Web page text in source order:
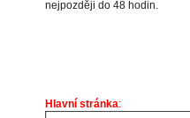
nejpozději do 48 hodin.
Hlavní stránka: